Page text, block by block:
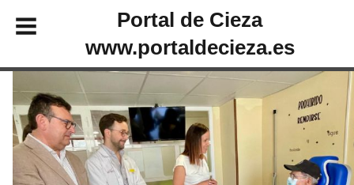
Portal de Cieza
www.portaldecieza.es